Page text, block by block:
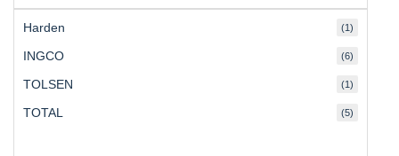
Harden (1)
INGCO (6)
TOLSEN (1)
TOTAL (5)